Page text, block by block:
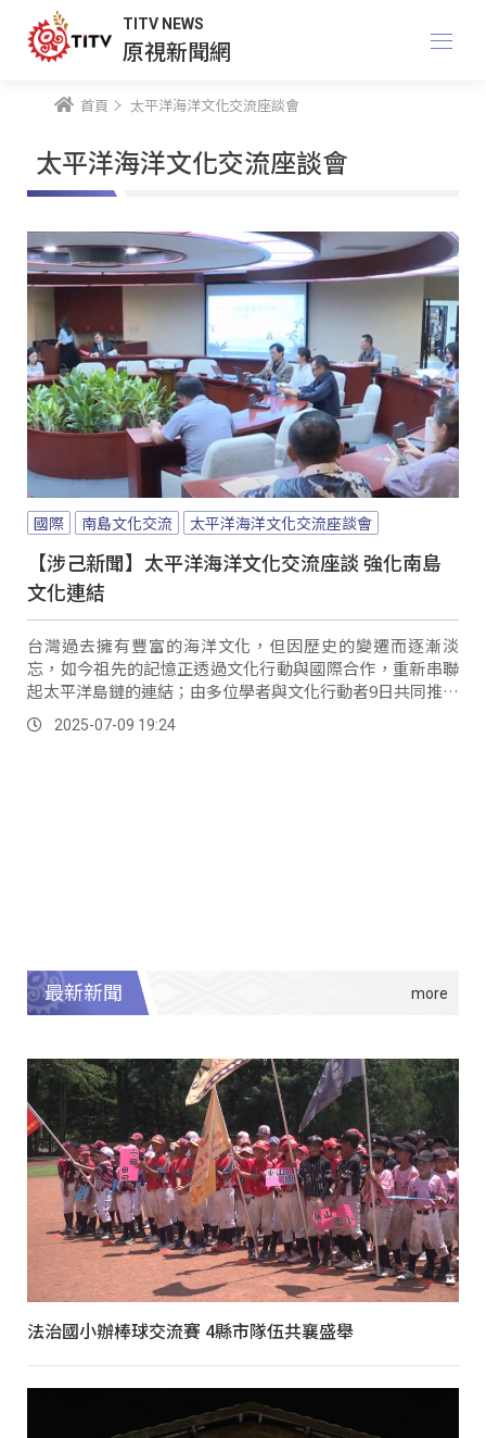
TITV NEWS
原視新聞網
首頁 太平洋海洋文化交流座談會
太平洋海洋文化交流座談會
國際 南島文化交流 太平洋海洋文化交流座談會
【涉己新聞】太平洋海洋文化交流座談 強化南島
文化連結
台灣過去擁有豐富的海洋文化，但因歷史的變遷而逐漸淡
忘，如今祖先的記憶正透過文化行動與國際合作，重新串聯
起太平洋島鏈的連結；由多位學者與文化行動者9日共同推動
的「太平洋海洋文化交流座談會」，聚焦在文化、公益、教
育與運動等面向，包含從蘭嶼划向巴丹、從高雄航抵關島，
2025-07-09 19:24
最新新聞
法治國小辦棒球交流賽 4縣市隊伍共襄盛舉